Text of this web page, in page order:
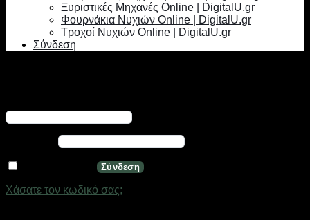
Ξυριστικές Μηχανές Online | DigitalU.gr
Φουρνάκια Νυχιών Online | DigitalU.gr
Τροχοί Νυχιών Online | DigitalU.gr
Σύνδεση
Απαιτείται
Σύνδεση
Χάσατε τον κωδικό σας;